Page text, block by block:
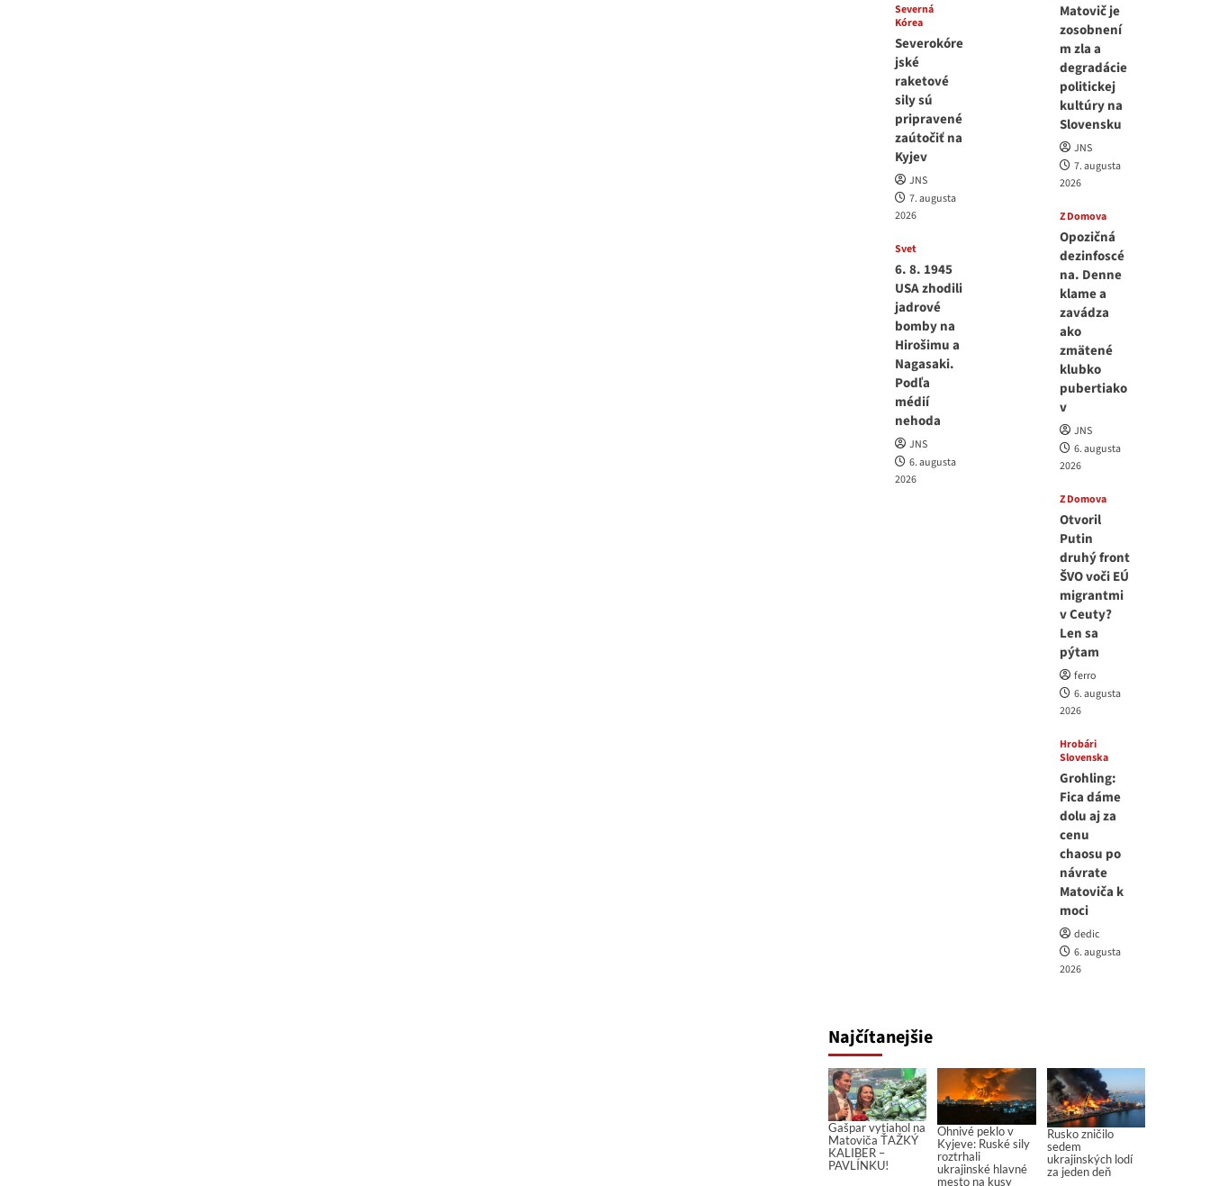
Severná
Kórea
Severokóre
jské
raketové
sily sú
pripravené
zaútočiť na
Kyjev
JNS
7. augusta
2026
Svet
6. 8. 1945
USA zhodili
jadrové
bomby na
Hirošimu a
Nagasaki.
Podľa
médií
nehoda
JNS
6. augusta
2026
Matovič je
zosobnení
m zla a
degradácie
politickej
kultúry na
Slovensku
JNS
7. augusta
2026
Z Domova
Opozičná
dezinfoscé
na. Denne
klame a
zavádza
ako
zmätené
klubko
pubertiako
v
JNS
6. augusta
2026
Z Domova
Otvoril
Putin
druhý front
ŠVO voči EÚ
migrantmi
v Ceuty?
Len sa
pýtam
ferro
6. augusta
2026
Hrobári
Slovenska
Grohling:
Fica dáme
dolu aj za
cenu
chaosu po
návrate
Matoviča k
moci
dedic
6. augusta
2026
Najčítanejšie
Gašpar vytiahol na
Matoviča ŤAŽKÝ
KALIBER –
PAVLÍNKU!
Ohnivé peklo v
Kyjeve: Ruské sily
roztrhali
ukrajinské hlavné
mesto na kusy
Rusko zničilo
sedem
ukrajinských lodí
za jeden deň